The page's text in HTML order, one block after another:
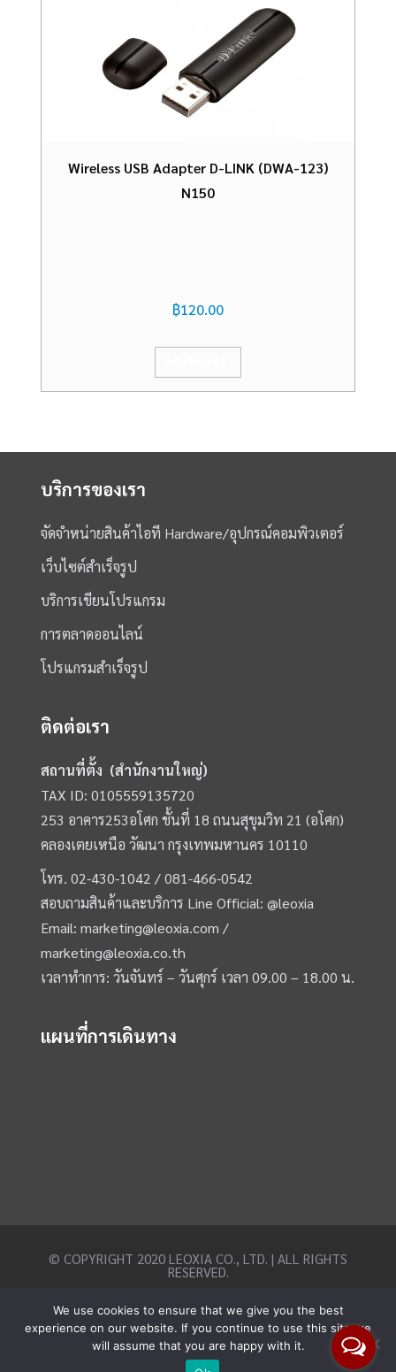
Wireless USB Adapter D-LINK (DWA-123)
N150
฿120.00
บริการของเรา
จัดจำหน่ายสินค้าไอที Hardware/อุปกรณ์คอมพิวเตอร์
เว็บไซต์สำเร็จรูป
บริการเขียนโปรแกรม
การตลาดออนไลน์
โปรแกรมสำเร็จรูป
ติดต่อเรา
สถานที่ตั้ง (สำนักงานใหญ่)
TAX ID: 0105559135720
253 อาคาร253อโศก ชั้นที่ 18 ถนนสุขุมวิท 21 (อโศก)
คลองเตยเหนือ วัฒนา กรุงเทพมหานคร 10110
โทร.02-430-1042 /081-466-0542
สอบถามสินค้าและบริการ Line Official:@leoxia
Email:marketing@leoxia.com /
marketing@leoxia.co.th
เวลาทำการ: วันจันทร์ – วันศุกร์ เวลา 09.00 – 18.00 น.
แผนที่การเดินทาง
© COPYRIGHT 2020 LEOXIA CO., LTD. | ALL RIGHTS
RESERVED.
We use cookies to ensure that we give you the best
experience on our website. If you continue to use this site we
will assume that you are happy with it.